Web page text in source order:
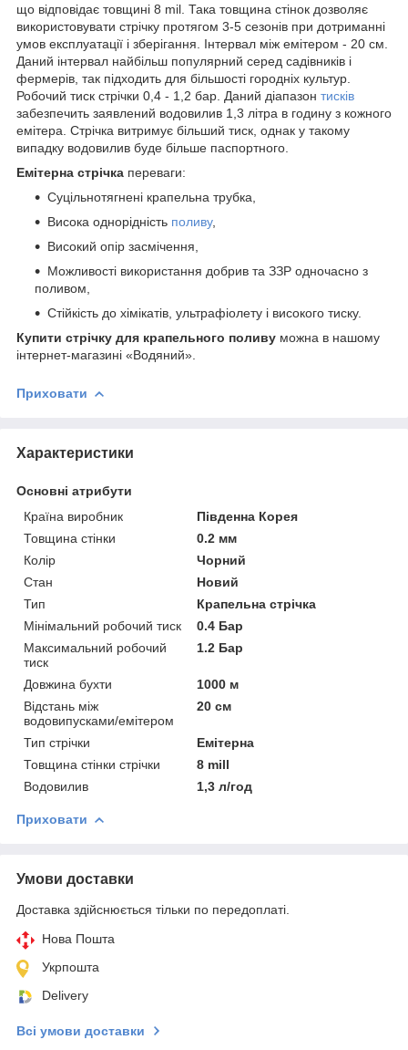
що відповідає товщині 8 mil. Така товщина стінок дозволяє
використовувати стрічку протягом 3-5 сезонів при дотриманні
умов експлуатації і зберігання. Інтервал між емітером - 20 см.
Даний інтервал найбільш популярний серед садівників і
фермерів, так підходить для більшості городніх культур.
Робочий тиск стрічки 0,4 - 1,2 бар. Даний діапазон тисків
забезпечить заявлений водовилив 1,3 літра в годину з кожного
емітера. Стрічка витримує більший тиск, однак у такому
випадку водовилив буде більше паспортного.
Емітерна стрічка переваги:
Суцільнотягнені крапельна трубка,
Висока однорідність поливу,
Високий опір засмічення,
Можливості використання добрив та ЗЗР одночасно з
поливом,
Стійкість до хімікатів, ультрафіолету і високого тиску.
Купити стрічку для крапельного поливу можна в нашому
інтернет-магазині «Водяний».
Приховати
Характеристики
Основні атрибути
Країна виробник
Південна Корея
Товщина стінки
0.2 мм
Колір
Чорний
Стан
Новий
Тип
Крапельна стрічка
Мінімальний робочий тиск
0.4 Бар
Максимальний робочий
тиск
1.2 Бар
Довжина бухти
1000 м
Відстань між
водовипусками/емітером
20 см
Тип стрічки
Емітерна
Товщина стінки стрічки
8 mill
Водовилив
1,3 л/год
Приховати
Умови доставки
Доставка здійснюється тільки по передоплаті.
Нова Пошта
Укрпошта
Delivery
Всі умови доставки